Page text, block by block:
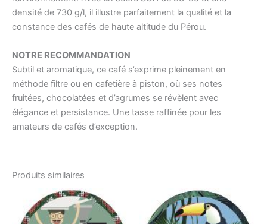
densité de 730 g/l, il illustre parfaitement la qualité et la
constance des cafés de haute altitude du Pérou.
NOTRE RECOMMANDATION
Subtil et aromatique, ce café s’exprime pleinement en
méthode filtre ou en cafetière à piston, où ses notes
fruitées, chocolatées et d’agrumes se révèlent avec
élégance et persistance. Une tasse raffinée pour les
amateurs de cafés d’exception.
Produits similaires